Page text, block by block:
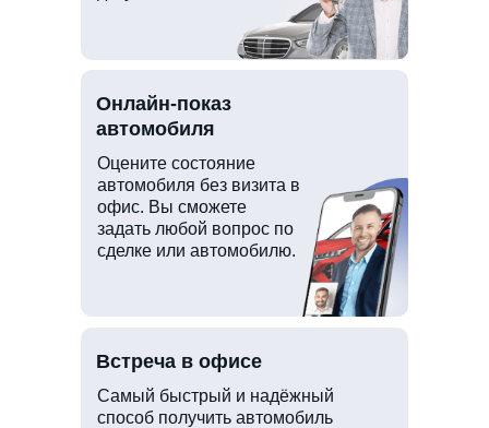
Оцените состояние
автомобиля без визита в
офис. Вы сможете
задать любой вопрос по
сделке или автомобилю.
Самый быстрый и надёжный
способ получить автомобиль
Онлайн-показ
автомобиля
Встреча в офисе